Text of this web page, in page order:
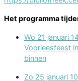
Het programma
Wo 21 januari
Voorleesfeest
binnen
Zo 25 januari